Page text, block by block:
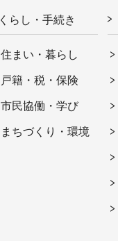
くらし・手続き
住まい・暮らし
戸籍・税・保険
市民協働・学び
まちづくり・環境